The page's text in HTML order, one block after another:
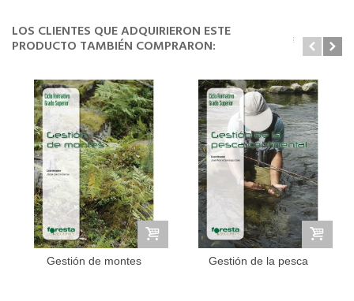
LOS CLIENTES QUE ADQUIRIERON ESTE
PRODUCTO TAMBIÉN COMPRARON:
Gestión de montes
Gestión de la pesca